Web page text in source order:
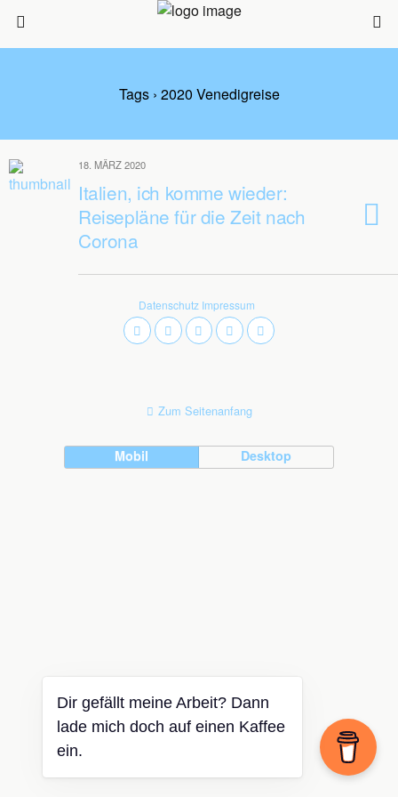
Tags › 2020 Venedigreise
18. MÄRZ 2020
Italien, ich komme wieder:
Reisepläne für die Zeit nach
Corona
Datenschutz Impressum
Zum Seitenanfang
Mobil Desktop
Dir gefällt meine Arbeit? Dann
lade mich doch auf einen Kaffee
ein.